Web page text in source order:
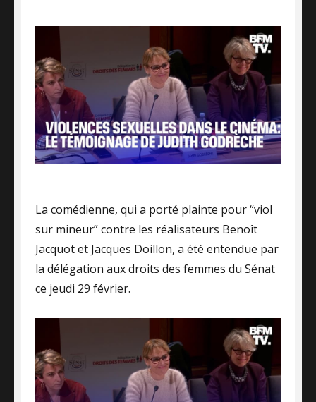
La comédienne, qui a porté plainte pour “viol
sur mineur” contre les réalisateurs Benoît
Jacquot et Jacques Doillon, a été entendue par
la délégation aux droits des femmes du Sénat
ce jeudi 29 février.